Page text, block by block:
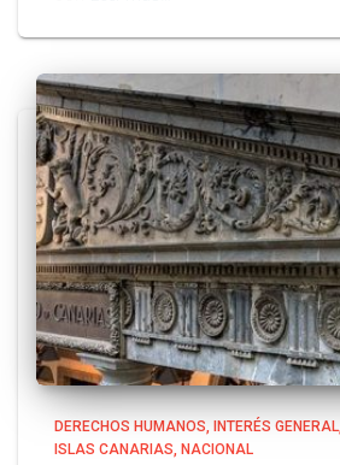
DERECHOS HUMANOS INTERÉS GENERAL
ISLAS CANARIAS
NACIONAL